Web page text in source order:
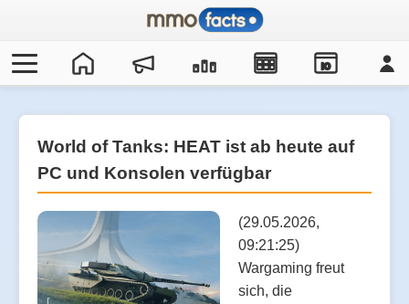
IO
World of Tanks: HEAT ist ab heute auf
PC und Konsolen verfügbar
(29.05.2026,
09:21:25)
Wargaming freut
sich, die